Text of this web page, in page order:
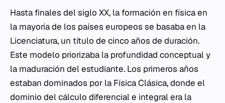
Hasta finales del siglo XX, la formación en física en
la mayoría de los países europeos se basaba en la
Licenciatura, un título de cinco años de duración.
Este modelo priorizaba la profundidad conceptual y
la maduración del estudiante. Los primeros años
estaban dominados por la Física Clásica, donde el
dominio del cálculo diferencial e integral era la